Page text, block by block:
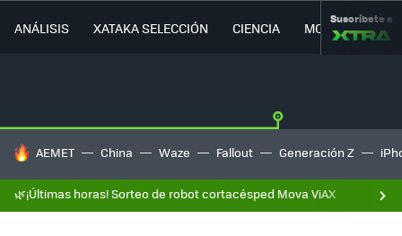
ANÁLISIS XATAKA SELECCIÓN CIENCIA MOVILIDAD
Suscríbete a
HOY SE HABLA DE
AEMET China Waze Fallout Generación Z
🌿¡Últimas horas! Sorteo de robot cortacésped Mova ViAX